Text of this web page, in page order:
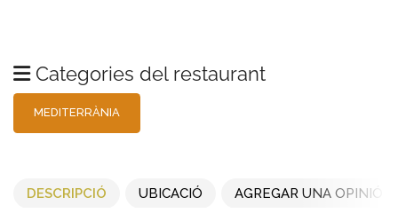
Categories del restaurant
DESCRIPCIÓ UBICACIÓ AGREGAR UNA OPINIÓ